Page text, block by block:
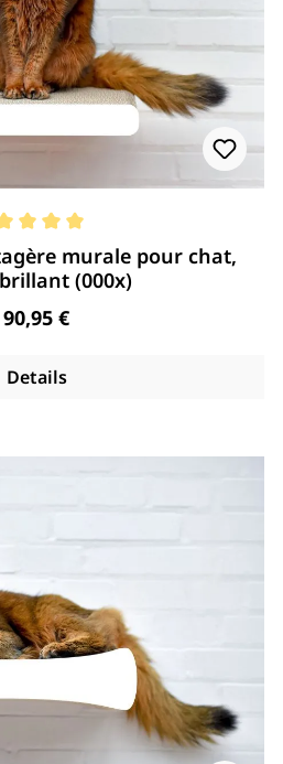
étoiles murale pour chat,
(000x)
Regulärer Preis:
90,95 €
Details